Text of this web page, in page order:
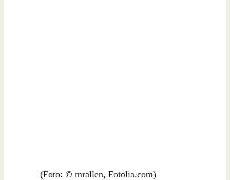
(Foto: © mrallen, Fotolia.com)